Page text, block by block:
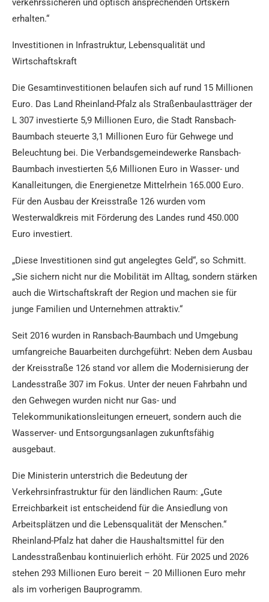
verkehrssicheren und optisch ansprechenden Ortskern
erhalten.“
Investitionen in Infrastruktur, Lebensqualität und
Wirtschaftskraft
Die Gesamtinvestitionen belaufen sich auf rund 15 Millionen
Euro. Das Land Rheinland-Pfalz als Straßenbaulastträger der
L 307 investierte 5,9 Millionen Euro, die Stadt Ransbach-
Baumbach steuerte 3,1 Millionen Euro für Gehwege und
Beleuchtung bei. Die Verbandsgemeindewerke Ransbach-
Baumbach investierten 5,6 Millionen Euro in Wasser- und
Kanalleitungen, die Energienetze Mittelrhein 165.000 Euro.
Für den Ausbau der Kreisstraße 126 wurden vom
Westerwaldkreis mit Förderung des Landes rund 450.000
Euro investiert.
„Diese Investitionen sind gut angelegtes Geld“, so Schmitt.
„Sie sichern nicht nur die Mobilität im Alltag, sondern stärken
auch die Wirtschaftskraft der Region und machen sie für
junge Familien und Unternehmen attraktiv.“
Seit 2016 wurden in Ransbach-Baumbach und Umgebung
umfangreiche Bauarbeiten durchgeführt: Neben dem Ausbau
der Kreisstraße 126 stand vor allem die Modernisierung der
Landesstraße 307 im Fokus. Unter der neuen Fahrbahn und
den Gehwegen wurden nicht nur Gas- und
Telekommunikationsleitungen erneuert, sondern auch die
Wasserver- und Entsorgungsanlagen zukunftsfähig
ausgebaut.
Die Ministerin unterstrich die Bedeutung der
Verkehrsinfrastruktur für den ländlichen Raum: „Gute
Erreichbarkeit ist entscheidend für die Ansiedlung von
Arbeitsplätzen und die Lebensqualität der Menschen.“
Rheinland-Pfalz hat daher die Haushaltsmittel für den
Landesstraßenbau kontinuierlich erhöht. Für 2025 und 2026
stehen 293 Millionen Euro bereit – 20 Millionen Euro mehr
als im vorherigen Bauprogramm.